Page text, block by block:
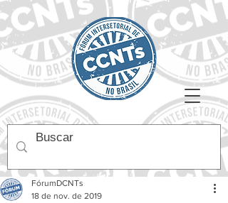
FórumDCNTs
18 de nov. de 2019